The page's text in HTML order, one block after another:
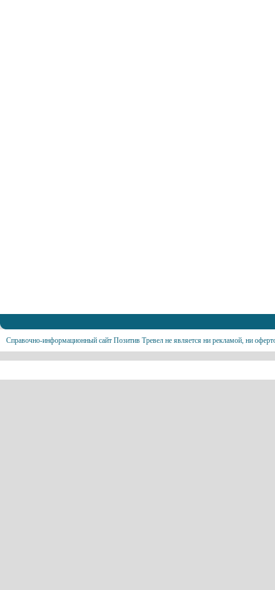
Справочно-информационный сайт Позитив Тревел не является ни рекламой, ни